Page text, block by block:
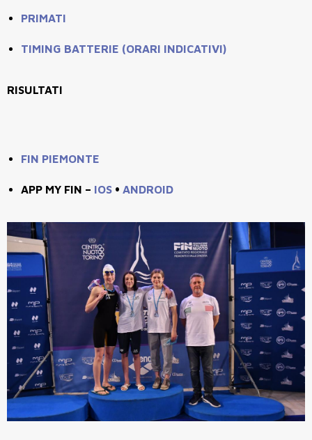
PRIMATI
TIMING BATTERIE (ORARI INDICATIVI)
RISULTATI
FIN PIEMONTE
APP MY FIN – IOS • ANDROID